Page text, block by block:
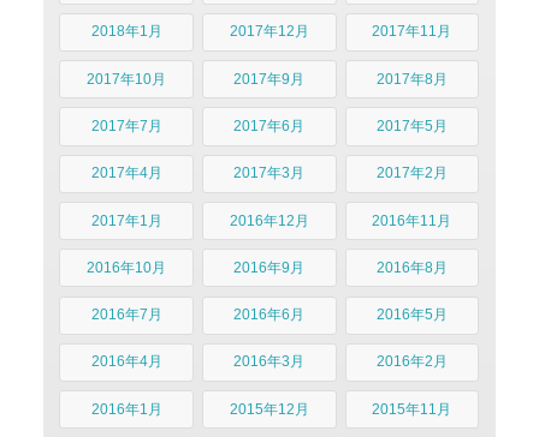
2018年1月 2017年12月 2017年11月
2017年10月 2017年9月 2017年8月
2017年7月 2017年6月 2017年5月
2017年4月 2017年3月 2017年2月
2017年1月 2016年12月 2016年11月
2016年10月 2016年9月 2016年8月
2016年7月 2016年6月 2016年5月
2016年4月 2016年3月 2016年2月
2016年1月 2015年12月 2015年11月